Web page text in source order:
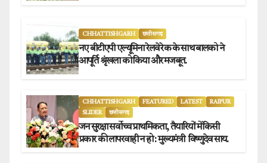
CHHATTISHGARH छत्तीसगढ़
नए बीटीएपी एल्यूमिना रेलवे रेक के साथ बालको ने
आपूर्ति श्रृंखला को किया और मजबूत.
CHHATTISHGARH FEATURED LATEST
RAIPUR
SLIDER
छत्तीसगढ़
जन सुरक्षा सर्वोच्च प्राथमिकता, तैयारियों में किसी
प्रकार की लापरवाही न हो : मुख्यमंत्री विष्णुदेव साय.